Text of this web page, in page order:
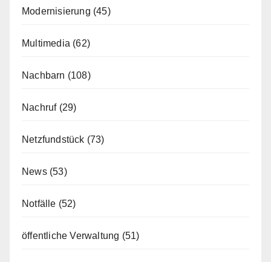
Modernisierung (45)
Multimedia (62)
Nachbarn (108)
Nachruf(29)
Netzfundstück (73)
News(53)
Notfälle (52)
öffentliche Verwaltung (51)